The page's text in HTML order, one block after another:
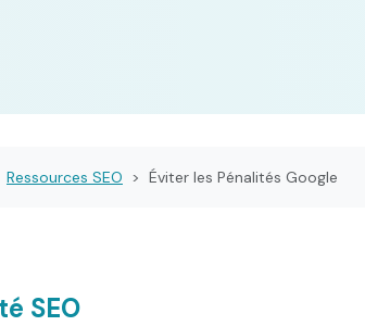
Ressources SEO Éviter les Pénalités Google
SEO